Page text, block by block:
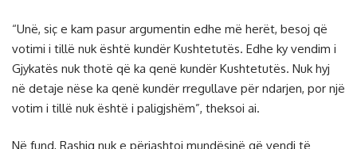
“Unë, siç e kam pasur argumentin edhe më herët, besoj që
votimi i tillë nuk është kundër Kushtetutës. Edhe ky vendim i
Gjykatës nuk thotë që ka qenë kundër Kushtetutës. Nuk hyj
në detaje nëse ka qenë kundër rregullave për ndarjen, por një
votim i tillë nuk është i paligjshëm”, theksoi ai.
Në fund, Rashiq nuk e përjashtoi mundësinë që vendi të